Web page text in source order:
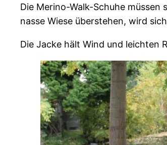
Die Merino-Walk-Schuhe
nasse Wiese überstehen, wird
Die Jacke hält Wind und leichten